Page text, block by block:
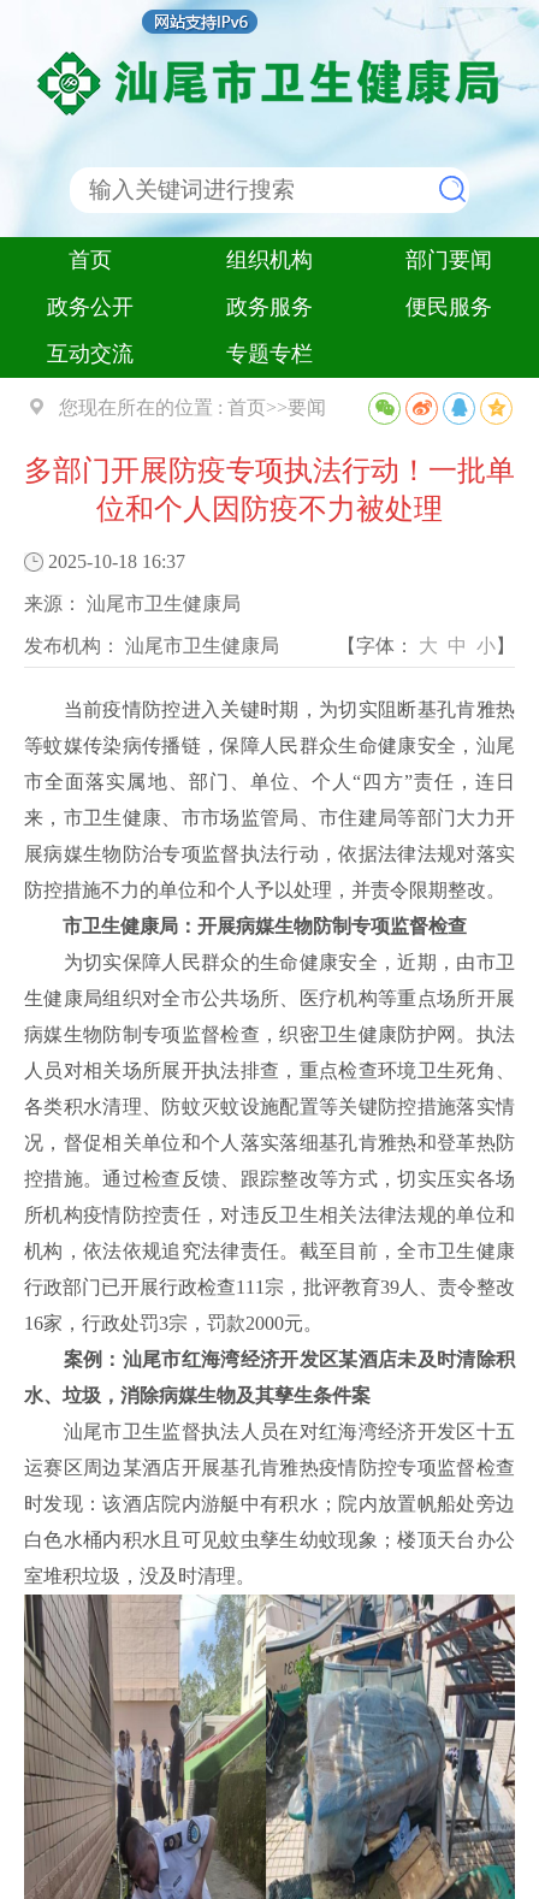
首页 组织机构
部门要闻
政务公开
政务服务
便民服务
互动交流
专题专栏
您现在所在的位置 : 首页>>要闻
多部门开展防疫专项执法行动！一批单
位和个人因防疫不力被处理
2025-10-18 16:37
来源： 汕尾市卫生健康局
发布机构： 汕尾市卫生健康局 【字体： 大 中 小】
当前疫情防控进入关键时期，为切实阻断基孔肯雅热
等蚊媒传染病传播链，保障人民群众生命健康安全，汕尾
市全面落实属地、部门、单位、个人“四方”责任，连日
来，市卫生健康、市市场监管局、市住建局等部门大力开
展病媒生物防治专项监督执法行动，依据法律法规对落实
防控措施不力的单位和个人予以处理，并责令限期整改。
市卫生健康局：开展病媒生物防制专项监督检查
为切实保障人民群众的生命健康安全，近期，由市卫
生健康局组织对全市公共场所、医疗机构等重点场所开展
病媒生物防制专项监督检查，织密卫生健康防护网。执法
人员对相关场所展开执法排查，重点检查环境卫生死角、
各类积水清理、防蚊灭蚊设施配置等关键防控措施落实情
况，督促相关单位和个人落实落细基孔肯雅热和登革热防
控措施。通过检查反馈、跟踪整改等方式，切实压实各场
所机构疫情防控责任，对违反卫生相关法律法规的单位和
机构，依法依规追究法律责任。截至目前，全市卫生健康
行政部门已开展行政检查111宗，批评教育39人、责令整改
16家，行政处罚3宗，罚款2000元。
案例： 汕尾市红海湾经济开发区某酒店未及时清除积
水、垃圾，消除病媒生物及其孳生条件案
汕尾市卫生监督执法人员在对红海湾经济开发区十五
运赛区周边某酒店开展基孔肯雅热疫情防控专项监督检查
时发现：该酒店院内游艇中有积水；院内放置帆船处旁边
白色水桶内积水 且可见蚊虫孳生幼蚊现象 ；楼顶天台办公
室堆积垃圾，没及时清理。